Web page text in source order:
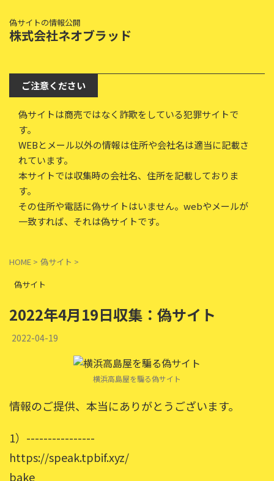
偽サイトの情報公開
株式会社ネオブラッド
ご注意ください
偽サイトは商売ではなく詐欺をしている犯罪サイトで
す。
WEBとメール以外の情報は住所や会社名は適当に記載さ
れています。
本サイトでは収集時の会社名、住所を記載しておりま
す。
その住所や電話に偽サイトはいません。webやメールが
一致すれば、それは偽サイトです。
HOME > 偽サイト >
偽サイト
2022年4月19日収集：偽サイト
2022-04-19
横浜高島屋を騙る偽サイト
情報のご提供、本当にありがとうございます。
1）----------------
https://speak.tpbif.xyz/
bake